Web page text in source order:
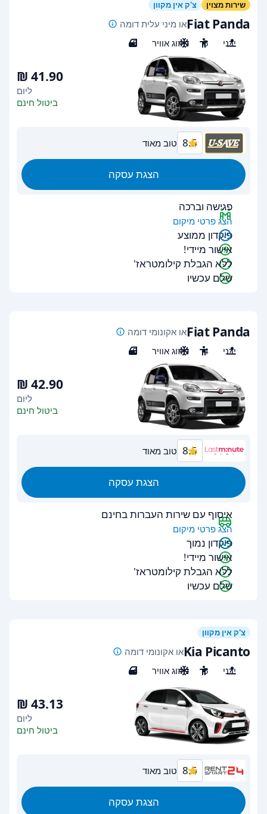
שירות מצוין צ'ק אין מקוון
Fiat Pandaאו מיני עלית דומה
ידני
5 מיזוג אוויר 5
ליום
ביטול חינם
8.5 טוב מאוד
הצגת עסקה
פגישה וברכה
הצג פרטי מיקום
פיקדון ממוצע
אישור מיידי!
ללא הגבלת קילומטראז'
שלם עכשיו
Fiat Pandaאו אקונומי דומה
ידני
4 מיזוג אוויר 5
ליום
ביטול חינם
8.5 טוב מאוד
הצגת עסקה
איסוף עם שירות העברות בחינם
הצג פרטי מיקום
פיקדון נמוך
אישור מיידי!
ללא הגבלת קילומטראז'
שלם עכשיו
צ'ק אין מקוון
Kia Picantoאו אקונומי דומה
ידני
5 מיזוג אוויר 4
ליום
ביטול חינם
8.6 טוב מאוד
הצגת עסקה